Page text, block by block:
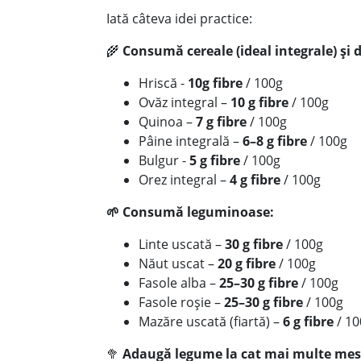
Iată câteva idei practice:
🌾 Consumă cereale (ideal integrale)și
Hriscă - 10g fibre/ 100g
Ovăz integral – 10 g fibre/ 100g
Quinoa –7 g fibre/ 100g
Pâine integrală –6–8 g fibre/ 100g
Bulgur -5 g fibre/ 100g
Orez integral –4 g fibre/ 100g
🌱 Consumă leguminoase:
Linte uscată –30 g fibre/ 100g
Năut uscat –20 g fibre/ 100g
Fasole alba –25–30 g fibre/ 100g
Fasole roșie –25–30 g fibre/ 100g
Mazăre uscată (fiartă) –6 g fibre/
🥦 Adaugă legume la cat mai multe